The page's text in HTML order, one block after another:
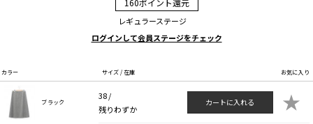
レギュラーステージ
ログインして会員ステージをチェック
カラー サイズ / 在庫 お気に入り
ブラック
38 /
残りわずか
カートに入れる ★